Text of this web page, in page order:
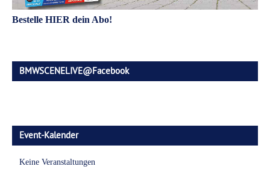
Bestelle HIER dein Abo!
BMWSCENELIVE@Facebook
Event-Kalender
Keine Veranstaltungen